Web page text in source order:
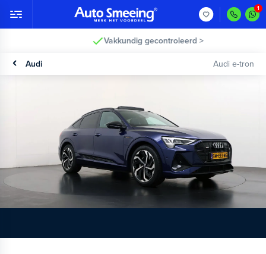
Vakkundig gecontroleerd >
Audi Audi e-tron